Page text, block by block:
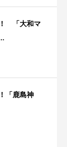
！ 「大和マ
「鹿島神